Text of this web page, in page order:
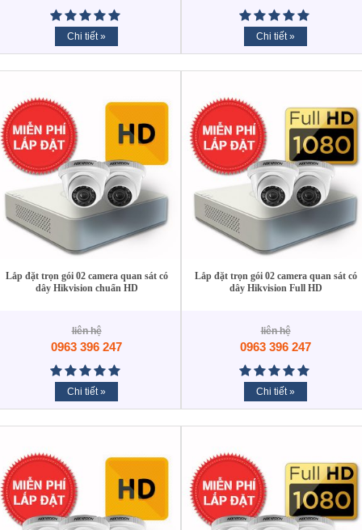
Chi tiết » Chi tiết »
Lắp đặt trọn gói 02 camera quan sát có
dây Hikvision chuẩn HD
liên hệ
0963 396 247
Chi tiết »
Lắp đặt trọn gói 02 camera quan sát có
dây Hikvision Full HD
liên hệ
0963 396 247
Chi tiết »